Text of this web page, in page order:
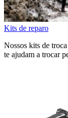
Kits de reparo
Nossos kits de
te ajudam a trocar